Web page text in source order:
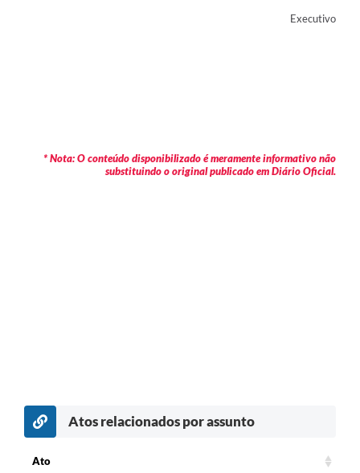
Executivo
* Nota: O conteúdo disponibilizado é meramente informativo não
substituindo o original publicado em Diário Oficial.
Atos relacionados por assunto
Ato